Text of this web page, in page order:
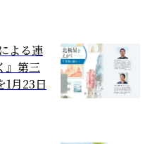
よる連
』第三
1月23日